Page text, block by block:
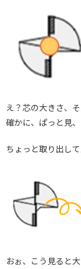
え？芯の大きさ、
確かに、ぱっと見
ちょっと取り出して
おぉ、こう見ると